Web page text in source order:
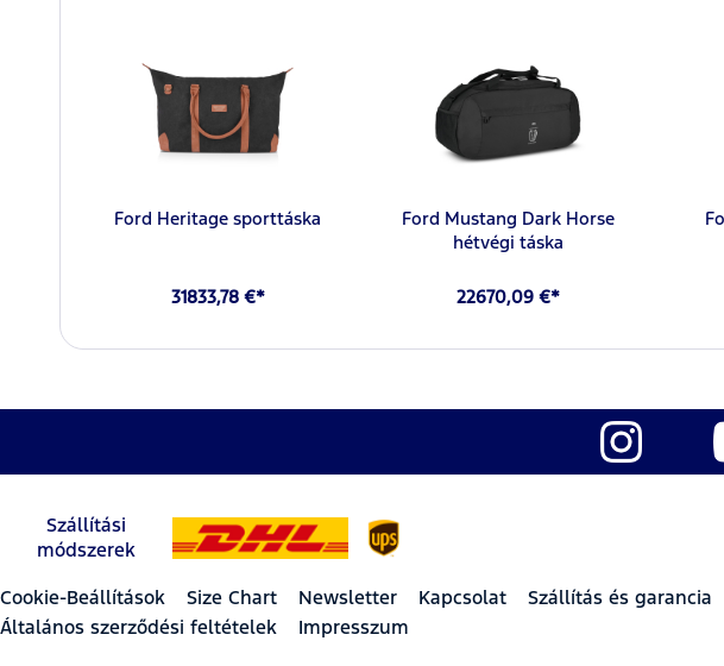
Ford Heritage sporttáska
31833,78 €*
Ford Mustang Dark Horse
hétvégi táska
22670,09 €*
Szállítási
módszerek
Cookie-Beállítások Size Chart Newsletter Kapcsolat Szállítás és garancia
Általános szerződési feltételek
Impresszum